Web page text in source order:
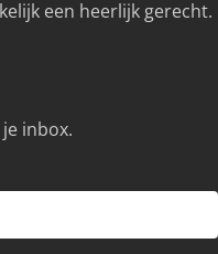
een heerlijk gerecht.
inbox.